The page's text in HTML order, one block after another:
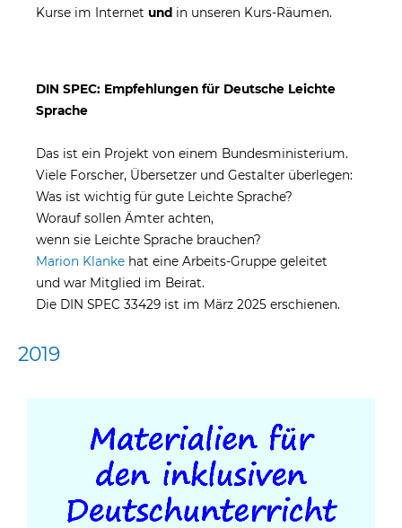
Kurse im Internet und in unseren Kurs-Räumen.
DIN SPEC: Empfehlungen für Deutsche Leichte
Sprache
Das ist ein Projekt von einem Bundesministerium.
Viele Forscher, Übersetzer und Gestalter überlegen:
Was ist wichtig für gute Leichte Sprache?
Worauf sollen Ämter achten,
wenn sie Leichte Sprache brauchen?
Marion Klanke hat eine Arbeits-Gruppe geleitet
und war Mitglied im Beirat.
Die DIN SPEC 33429 ist im März 2025 erschienen.
2019